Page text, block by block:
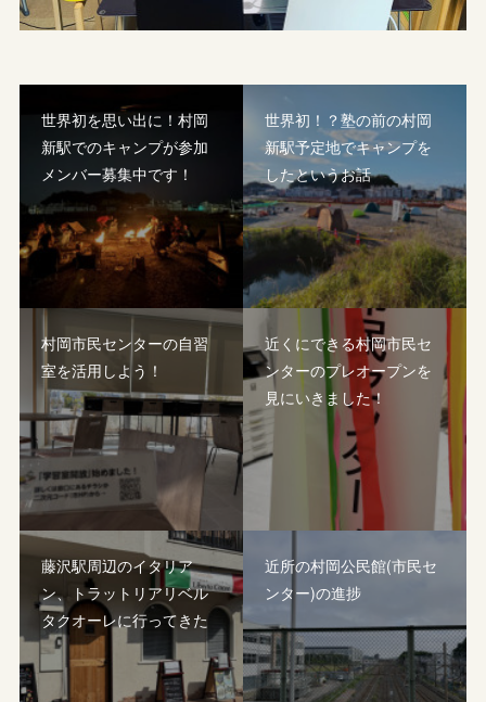
世界初を思い出に！村岡
新駅でのキャンプが参加
メンバー募集中です！
世界初！？塾の前の村岡
新駅予定地でキャンプを
したというお話
村岡市民センターの自習
室を活用しよう！
近くにできる村岡市民セ
ンターのプレオープンを
見にいきました！
藤沢駅周辺のイタリア
ン、トラットリアリベル
タクオーレに行ってきた
近所の村岡公民館(市民セ
ンター)の進捗